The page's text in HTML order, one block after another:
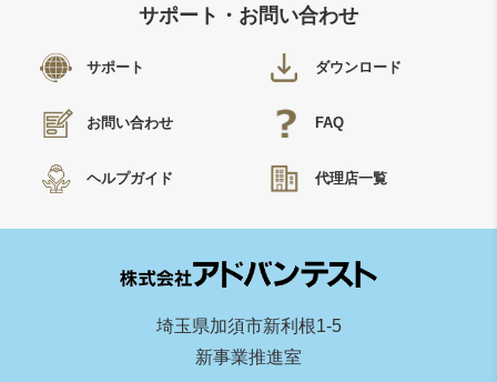
サポート・お問い合わせ
サポート ダウンロード
お問い合わせ FAQ
ヘルプガイド 代理店一覧
埼玉県加須市新利根1-5
新事業推進室